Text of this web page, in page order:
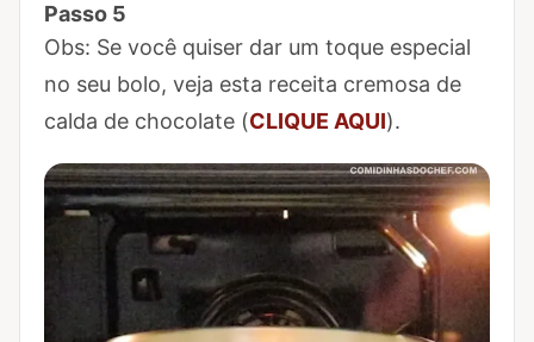
Passo 5
Marcar Passo 5 como concluído
Obs: Se você quiser dar um toque especial
no seu bolo, veja esta receita cremosa de
calda de chocolate (CLIQUE AQUI).